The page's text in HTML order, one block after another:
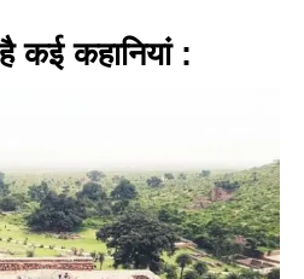
कई कहानियां :